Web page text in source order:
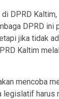
DPRD
DPRD ini
jika tidak
Kaltim
mencoba
legislatif harus